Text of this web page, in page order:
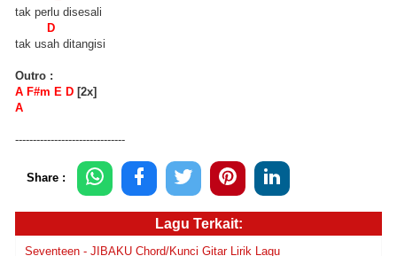
tak perlu disesali
D
tak usah ditangisi
Outro :
A F#m E D [2x]
A
-------------------------------
Share :
Lagu Terkait:
Seventeen - JIBAKU Chord/Kunci Gitar Lirik Lagu